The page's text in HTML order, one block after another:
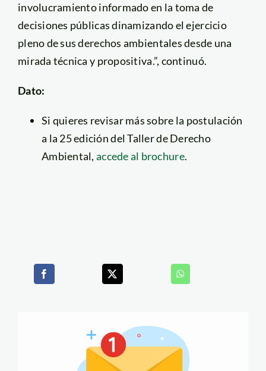
involucramiento informado en la toma de
decisiones públicas dinamizando el ejercicio
pleno de sus derechos ambientales desde una
mirada técnica y propositiva.”, continuó.
Dato:
Si quieres revisar más sobre la postulación
a la 25 edición del Taller de Derecho
Ambiental, accede al brochure.